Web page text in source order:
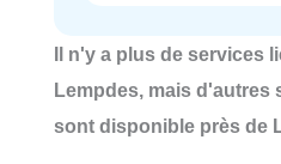
Il n'y a plus de services
Lempdes, mais d'autres
sont disponible près de